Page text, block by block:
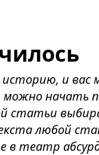
и вас
начать
статьи
любой
в театр